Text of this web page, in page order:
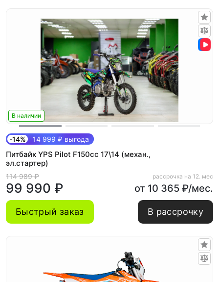
В наличии
-14% 14 999 ₽ выгода
Питбайк YPS Pilot F150cc 17\14 (механ.,
эл.стартер)
114 989 ₽
99 990 ₽
рассрочка на 12. мес
от 10 365 ₽/мес.
Быстрый заказ В рассрочку